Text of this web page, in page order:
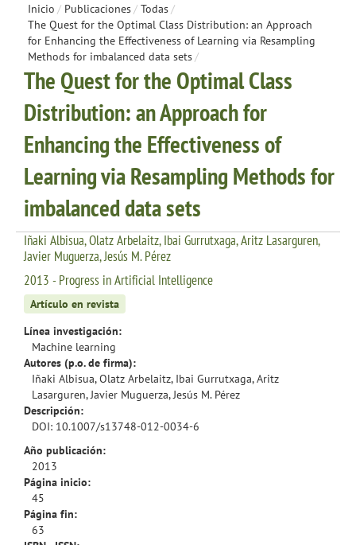
Inicio / Publicaciones/ Todas/
The Quest for the Optimal Class Distribution: an Approach
for Enhancing the Effectiveness of Learning via Resampling
Methods for imbalanced data sets/
The Quest for the Optimal Class
Distribution: an Approach for
Enhancing the Effectiveness of
Learning via Resampling Methods for
imbalanced data sets
Iñaki Albisua, Olatz Arbelaitz, Ibai Gurrutxaga, Aritz Lasarguren,
Javier Muguerza, Jesús M. Pérez
2013 - Progress in Artificial Intelligence
Artículo en revista
Línea investigación:
Machine learning
Autores (p.o. de firma):
Iñaki Albisua, Olatz Arbelaitz, Ibai Gurrutxaga, Aritz
Lasarguren, Javier Muguerza, Jesús M. Pérez
Descripción:
DOI: 10.1007/s13748-012-0034-6
Año publicación:
2013
Página inicio:
45
Página fin:
63